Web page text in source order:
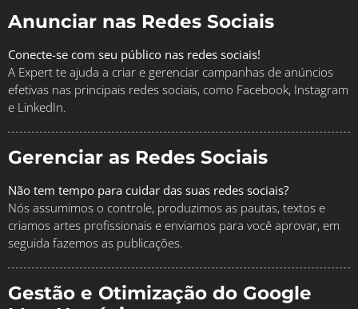
Anunciar nas Redes Sociais
Conecte-se com seu público nas redes sociais!
A Expert te ajuda a criar e gerenciar campanhas de anúncios
efetivas nas principais redes sociais, como Facebook, Instagram
e LinkedIn.
Gerenciar as Redes Sociais
Não tem tempo para cuidar das suas redes sociais?
Nós assumimos o controle, produzimos as pautas, textos e
criamos artes profissionais e enviamos para você aprovar, em
seguida fazemos as publicações.
Gestão e Otimização do Google